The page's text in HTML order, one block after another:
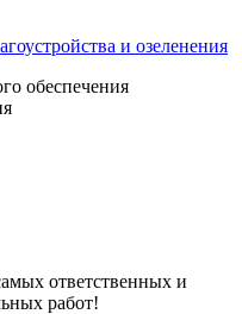
и озеленения
обеспечения
ответственных и
работ!